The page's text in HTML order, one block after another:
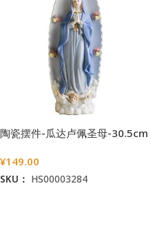
陶瓷摆件-瓜达卢佩圣母-30.5cm
¥149.00
SKU： HS00003284